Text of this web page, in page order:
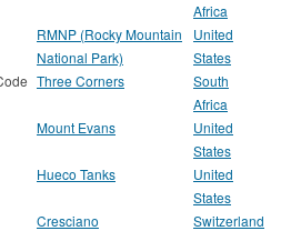
Africa
RMNP (Rocky Mountain
National Park)
United
States
Three Corners
South
Africa
Mount Evans
United
States
Hueco Tanks
United
States
Cresciano Switzerland